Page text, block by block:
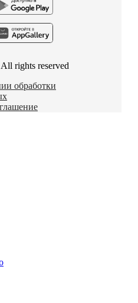
All rights reserved
обработки